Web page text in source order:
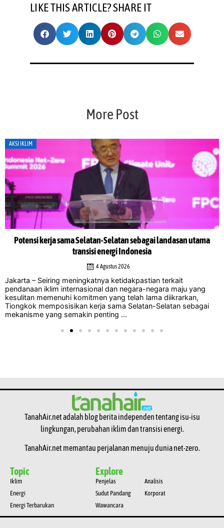
LIKE THIS ARTICLE? SHARE IT
More Post
AKSI IKLIM
Potensi kerja sama Selatan-Selatan sebagai landasan utama
transisi energi Indonesia
4 Agustus 2026
Jakarta – Seiring meningkatnya ketidakpastian terkait
pendanaan iklim internasional dan negara-negara maju yang
kesulitan memenuhi komitmen yang telah lama diikrarkan,
Tiongkok memposisikan kerja sama Selatan-Selatan sebagai
mekanisme yang semakin penting ...
TanahAir.net adalah blog berita independen tentang isu-isu
lingkungan, perubahan iklim dan transisi energi.
TanahAir.net memantau perjalanan menuju dunia net-zero.
Topic
Iklim
Energi
Energi Terbarukan
Explore
Penjelas
Sudut Pandang
Wawancara
Analisis
Korporat